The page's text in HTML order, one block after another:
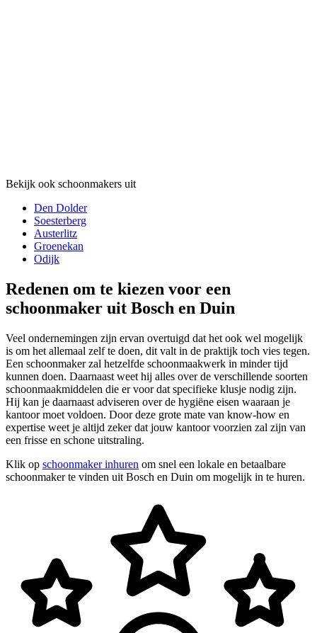
Bekijk ook schoonmakers uit
Den Dolder
Soesterberg
Austerlitz
Groenekan
Odijk
Redenen om te kiezen voor een
schoonmaker uit Bosch en Duin
Veel ondernemingen zijn ervan overtuigd dat het ook wel mogelijk
is om het allemaal zelf te doen, dit valt in de praktijk toch vies tegen.
Een schoonmaker zal hetzelfde schoonmaakwerk in minder tijd
kunnen doen. Daarnaast weet hij alles over de verschillende soorten
schoonmaakmiddelen die er voor dat specifieke klusje nodig zijn.
Hij kan je daarnaast adviseren over de hygiëne eisen waaraan je
kantoor moet voldoen. Door deze grote mate van know-how en
expertise weet je altijd zeker dat jouw kantoor voorzien zal zijn van
een frisse en schone uitstraling.
Klik op schoonmaker inhuren om snel een lokale en betaalbare
schoonmaker te vinden uit Bosch en Duin om mogelijk in te huren.